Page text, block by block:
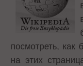
посмотреть, как
на этих